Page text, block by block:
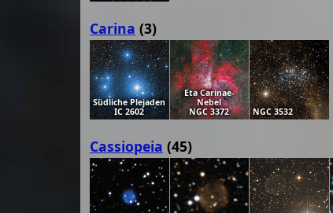
Carina (3)
Südliche Plejaden
IC 2602
Eta Carinae-
Nebel
NGC 3372
NGC 3532
Cassiopeia (45)